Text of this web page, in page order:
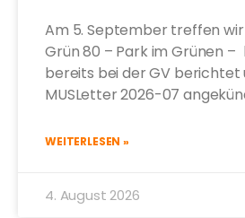
Am 5. September treffen
Grün 80 – Park im Grünen –
bereits bei der GV berichtet
MUSLetter 2026-07
WEITERLESEN »
4. August 2026